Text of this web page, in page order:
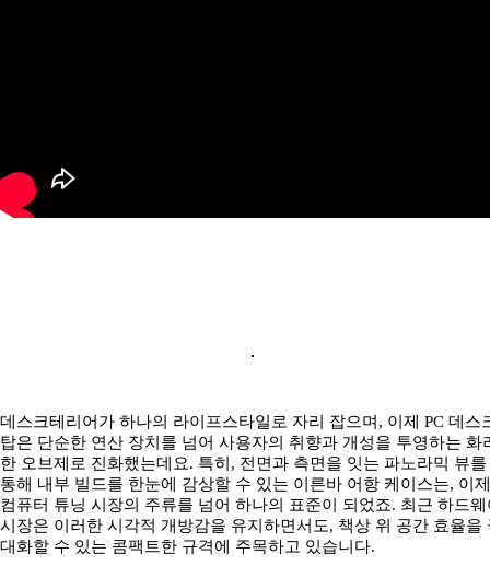
데스크테리어가 하나의 라이프스타일로 자리 잡으며, 이제 PC 데스
탑은 단순한 연산 장치를 넘어 사용자의 취향과 개성을 투영하는 화
한 오브제로 진화했는데요. 특히, 전면과 측면을 잇는 파노라믹 뷰를
통해 내부 빌드를 한눈에 감상할 수 있는 이른바 어항 케이스는, 이제
컴퓨터 튜닝 시장의 주류를 넘어 하나의 표준이 되었죠. 최근 하드웨
시장은 이러한 시각적 개방감을 유지하면서도, 책상 위 공간 효율을
대화할 수 있는 콤팩트한 규격에 주목하고 있습니다.